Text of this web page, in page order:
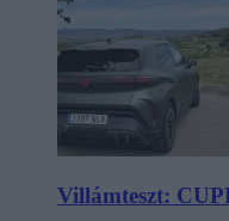
Villámteszt: